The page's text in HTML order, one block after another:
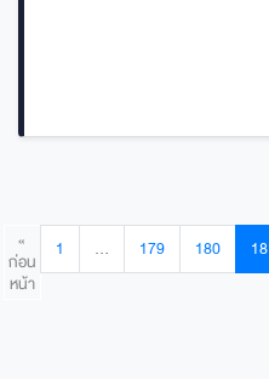
«
ก่อน
หน้า
1 … 179 180